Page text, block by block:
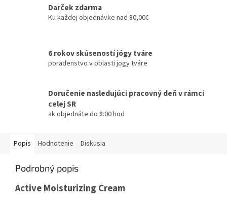
Darček zdarma
Ku každej objednávke nad 80,00€
6 rokov skúseností jógy tváre
poradenstvo v oblasti jogy tváre
Doručenie nasledujúci pracovný deň v rámci
celej SR
ak objednáte do 8:00 hod
Popis Hodnotenie Diskusia
Podrobný popis
Active Moisturizing Cream